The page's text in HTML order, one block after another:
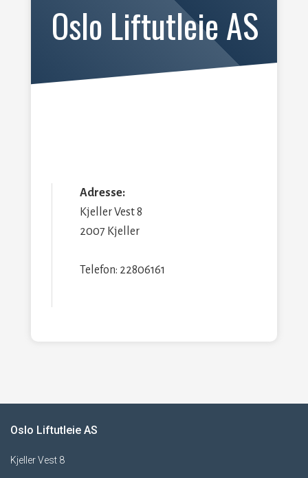
Oslo Liftutleie AS
Adresse:
Kjeller Vest 8
2007 Kjeller
Telefon: 22806161
Oslo Liftutleie AS
Kjeller Vest 8